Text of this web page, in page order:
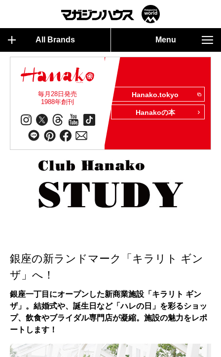
All Brands Menu
毎月28日発売
1988年創刊
Hanako.tokyo
Hanakoの本
銀座の新ランドマーク「キラリト ギン
ザ」へ！
銀座一丁目にオープンした新商業施設「キラリト ギン
ザ」。結婚式や、誕生日など「ハレの日」を彩るショッ
プ、飲食やブライダル専門店が凝縮。施設の魅力をレポ
ートします！